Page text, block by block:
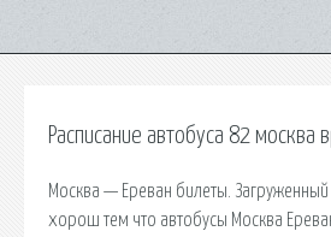
Расписание автобуса 82 москва
Москва — Ереван билеты.
хорош тем что автобусы Москва